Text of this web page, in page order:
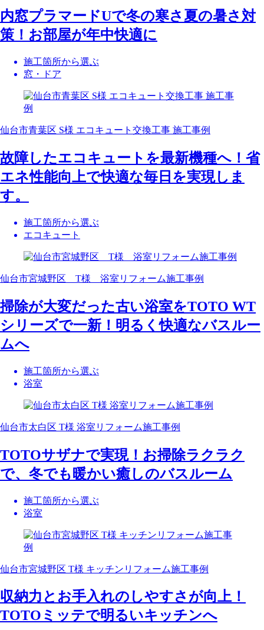
内窓プラマードUで冬の寒さ夏の暑さ対
策！お部屋が年中快適に
施工箇所から選ぶ
窓・ドア
仙台市青葉区 S様 エコキュート交換工事 施工事例
故障したエコキュートを最新機種へ！省
エネ性能向上で快適な毎日を実現しま
す。
施工箇所から選ぶ
エコキュート
仙台市宮城野区 T様 浴室リフォーム施工事例
掃除が大変だった古い浴室をTOTO WT
シリーズで一新！明るく快適なバスルー
ムへ
施工箇所から選ぶ
浴室
仙台市太白区 T様 浴室リフォーム施工事例
TOTOサザナで実現！お掃除ラクラク
で、冬でも暖かい癒しのバスルーム
施工箇所から選ぶ
浴室
仙台市宮城野区 T様 キッチンリフォーム施工事例
収納力とお手入れのしやすさが向上！
TOTOミッテで明るいキッチンへ